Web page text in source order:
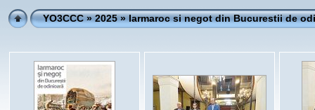
YO3CCC»2025» Iarmaroc si negot din Bucurestii de